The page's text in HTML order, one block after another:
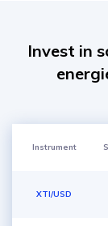
Invest in
Instrument
XTI/USD